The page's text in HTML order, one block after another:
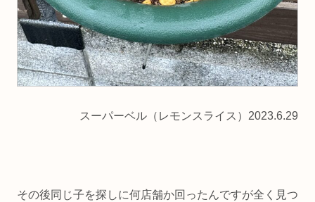
スーパーベル（レモンスライス）2023.6.29
その後同じ子を探しに何店舗か回ったんですが全く見つ